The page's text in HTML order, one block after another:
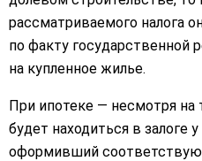
рассматриваемого налога
по факту государственной
на купленное жилье.
При ипотеке — несмотря на
будет находиться в залоге
оформивший